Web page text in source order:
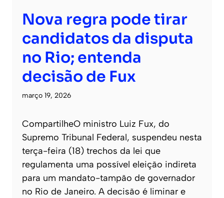
Nova regra pode tirar
candidatos da disputa
no Rio; entenda
decisão de Fux
março 19, 2026
CompartilheO ministro Luiz Fux, do
Supremo Tribunal Federal, suspendeu nesta
terça-feira (18) trechos da lei que
regulamenta uma possível eleição indireta
para um mandato-tampão de governador
no Rio de Janeiro. A decisão é liminar e